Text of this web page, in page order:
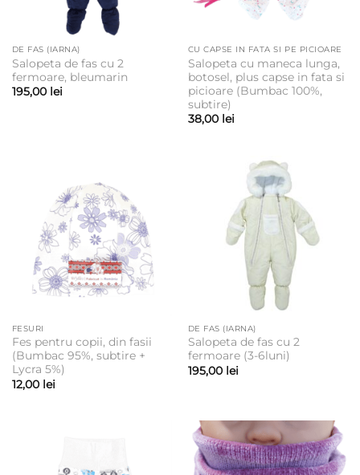
DE FAS (IARNA)
Salopeta de fas cu 2
fermoare, bleumarin
195,00 lei
CU CAPSE IN FATA SI PE PICIOARE
Salopeta cu maneca lunga,
botosel, plus capse in fata si
picioare (Bumbac 100%,
subtire)
38,00 lei
FESURI
Fes pentru copii, din fasii
(Bumbac 95%, subtire +
Lycra 5%)
12,00 lei
DE FAS (IARNA)
Salopeta de fas cu 2
fermoare (3-6luni)
195,00 lei